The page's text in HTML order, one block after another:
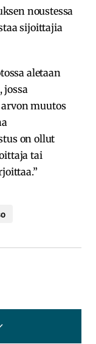
noustessa
sijoittajia
aletaan
jossa
muutos
on ollut
tai